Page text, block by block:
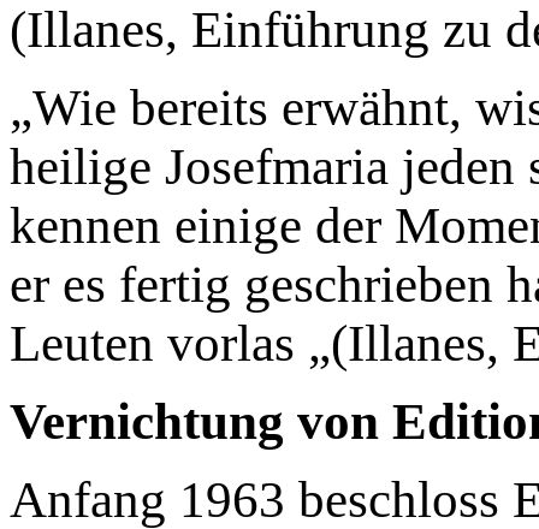
(Illanes, Einführung zu
„Wie bereits erwähnt,
heilige Josefmaria jeden
kennen einige der
er es fertig geschrieben
Leuten vorlas „(Illanes,
Vernichtung von
Anfang 1963 beschloss